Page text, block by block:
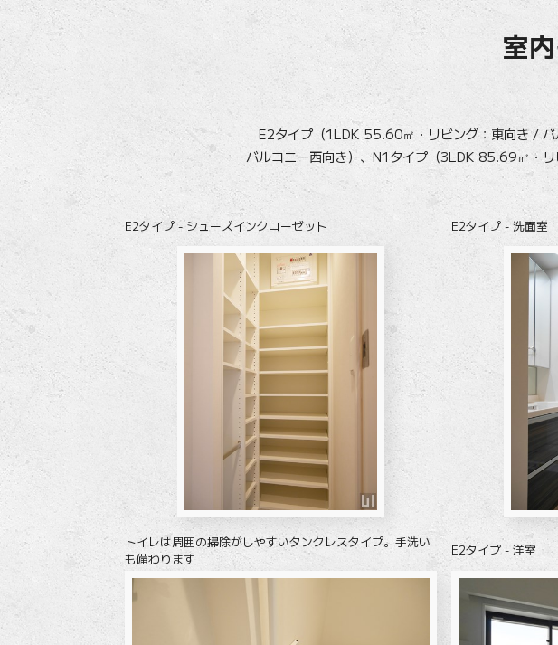
室
E2タイプ（1LDK 55.60㎡・リビング：東向き /
バルコニー西向き）、N1タイプ（3LDK 85.69㎡・リ
E2タイプ - シューズインクローゼット E2タイプ - 洗面室
トイレは周囲の掃除がしやすいタンクレスタイプ。手洗い
も備わります
E2タイプ - 洋室